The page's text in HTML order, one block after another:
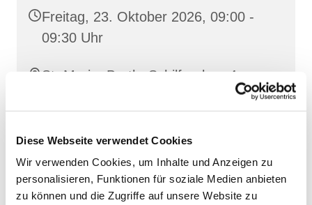
Diese Webseite verwendet Cookies
Wir verwenden Cookies, um Inhalte und Anzeigen zu
personalisieren, Funktionen für soziale Medien anbieten
zu können und die Zugriffe auf unsere Website zu
Freitag, 23. Oktober 2026, 09:00 -
09:30 Uhr
St. Maria, Barth, Schilfgraben 4,